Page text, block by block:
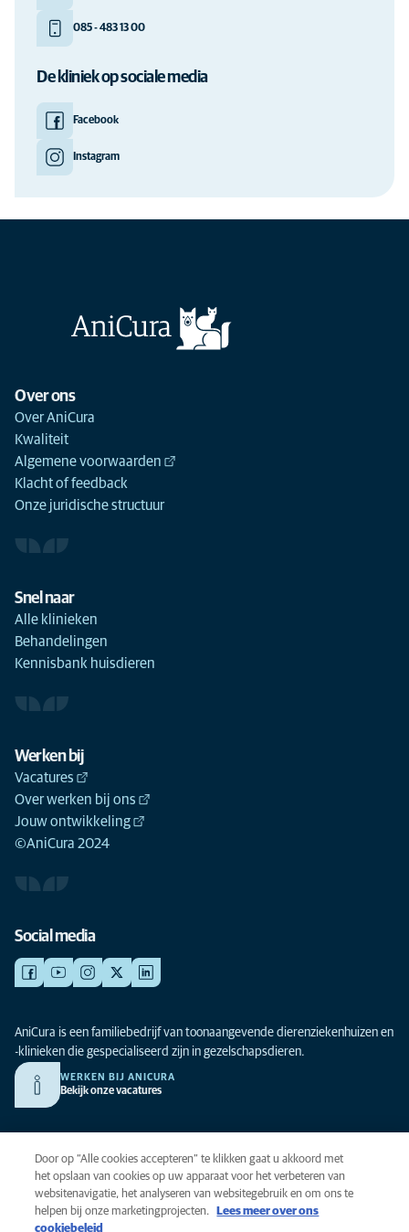
085 - 483 13 00
De kliniek op sociale media
Facebook
Instagram
Over ons
Over AniCura
Kwaliteit
Algemene voorwaarden
Klacht of feedback
Onze juridische structuur
Snel naar
Alle klinieken
Behandelingen
Kennisbank huisdieren
Werken bij
Vacatures
Over werken bij ons
Jouw ontwikkeling
©AniCura 2024
Social media
AniCura is een familiebedrijf van toonaangevende dierenziekenhuizen en
-klinieken die gespecialiseerd zijn in gezelschapsdieren.
WERKEN BIJ ANICURA
Bekijk onze vacatures
Privacy
Algemene voorwaarden
Cookies
Toegankelijkheid
Door op “Alle cookies accepteren” te klikken gaat u akkoord met
het opslaan van cookies op uw apparaat voor het verbeteren van
websitenavigatie, het analyseren van websitegebruik en om ons te
helpen bij onze marketingprojecten.
Lees meer over ons
cookiebeleid